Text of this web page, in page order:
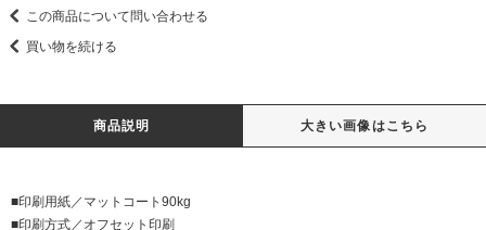
この商品について問い合わせる
買い物を続ける
商品説明 大きい画像はこちら
■印刷用紙／マットコート90kg
■印刷方式／オフセット印刷